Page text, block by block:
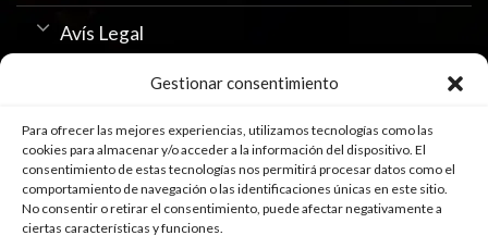
Gestionar consentimiento
Para ofrecer las mejores experiencias, utilizamos tecnologías como las
cookies para almacenar y/o acceder a la información del dispositivo. El
consentimiento de estas tecnologías nos permitirá procesar datos como el
comportamiento de navegación o las identificaciones únicas en este sitio.
No consentir o retirar el consentimiento, puede afectar negativamente a
ciertas características y funciones.
Avís Legal
Política de Privacitat
Us de Cookies
SEGUEIX-NOS A